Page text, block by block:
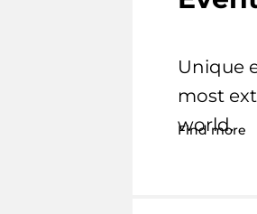
Unique
most
world.
Find more